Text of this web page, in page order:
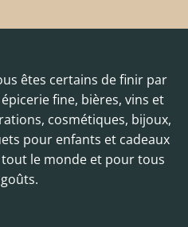
êtes certains de finir par
fine, bières, vins et
cosmétiques, bijoux,
pour enfants et cadeaux
tout le monde et pour tous